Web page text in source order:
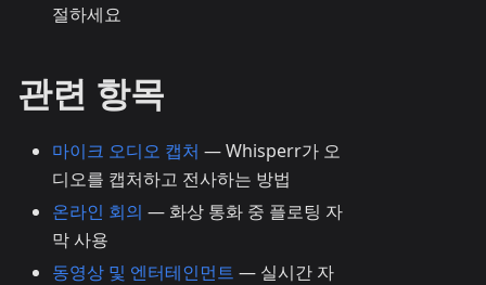
절하세요
관련 항목
마이크 오디오 캡처 — Whisperr가 오
디오를 캡처하고 전사하는 방법
온라인 회의 — 화상 통화 중 플로팅 자
막 사용
동영상 및 엔터테인먼트 — 실시간 자